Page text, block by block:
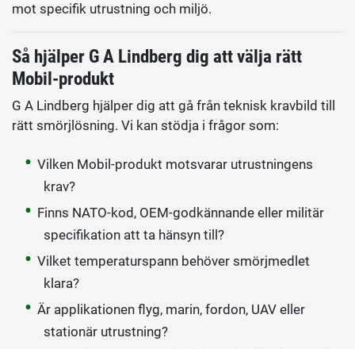
mot specifik utrustning och miljö.
Så hjälper G A Lindberg dig att välja rätt
Mobil-produkt
G A Lindberg hjälper dig att gå från teknisk kravbild till
rätt smörjlösning. Vi kan stödja i frågor som:
Vilken Mobil-produkt motsvarar utrustningens
krav?
Finns NATO-kod, OEM-godkännande eller militär
specifikation att ta hänsyn till?
Vilket temperaturspann behöver smörjmedlet
klara?
Är applikationen flyg, marin, fordon, UAV eller
stationär utrustning?